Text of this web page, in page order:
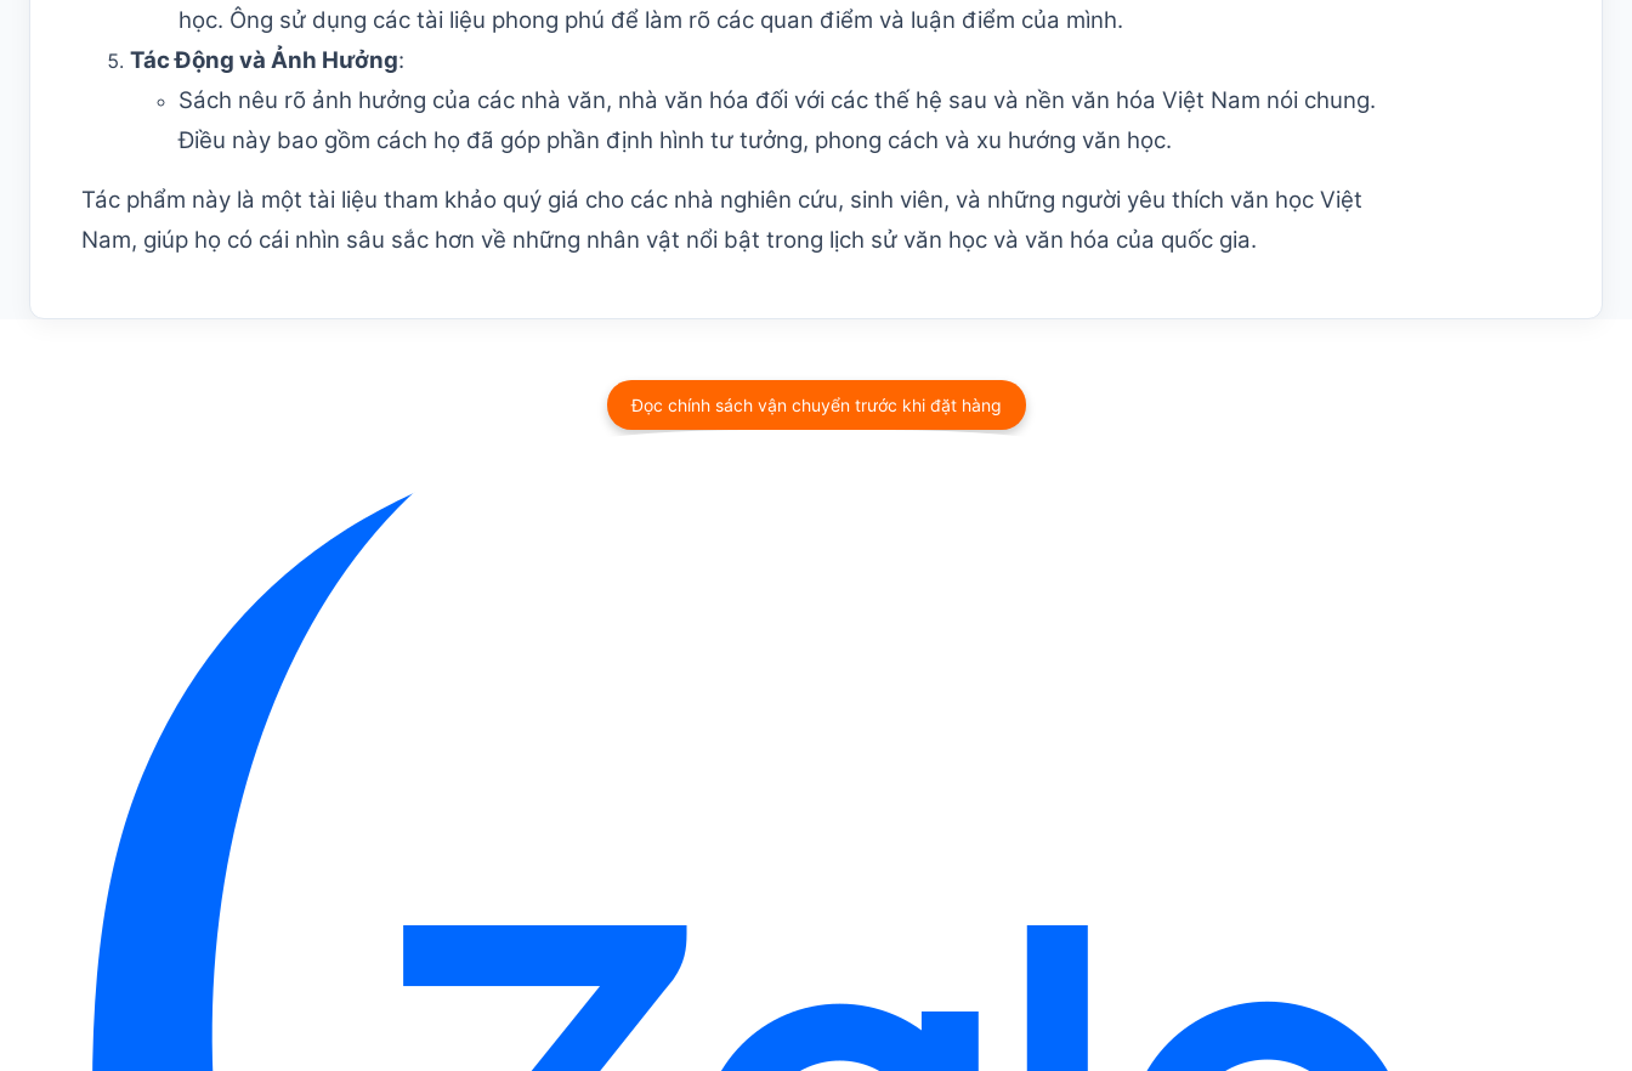
học. Ông sử dụng các tài liệu phong phú để làm rõ các quan điểm và luận điểm của mình.
Tác Động và Ảnh Hưởng:
Sách nêu rõ ảnh hưởng của các nhà văn, nhà văn hóa đối với các thế hệ sau và nền văn hóa Việt Nam nói chung.
Điều này bao gồm cách họ đã góp phần định hình tư tưởng, phong cách và xu hướng văn học.
Tác phẩm này là một tài liệu tham khảo quý giá cho các nhà nghiên cứu, sinh viên, và những người yêu thích văn học Việt
Nam, giúp họ có cái nhìn sâu sắc hơn về những nhân vật nổi bật trong lịch sử văn học và văn hóa của quốc gia.
Đọc chính sách vận chuyển trước khi đặt hàng